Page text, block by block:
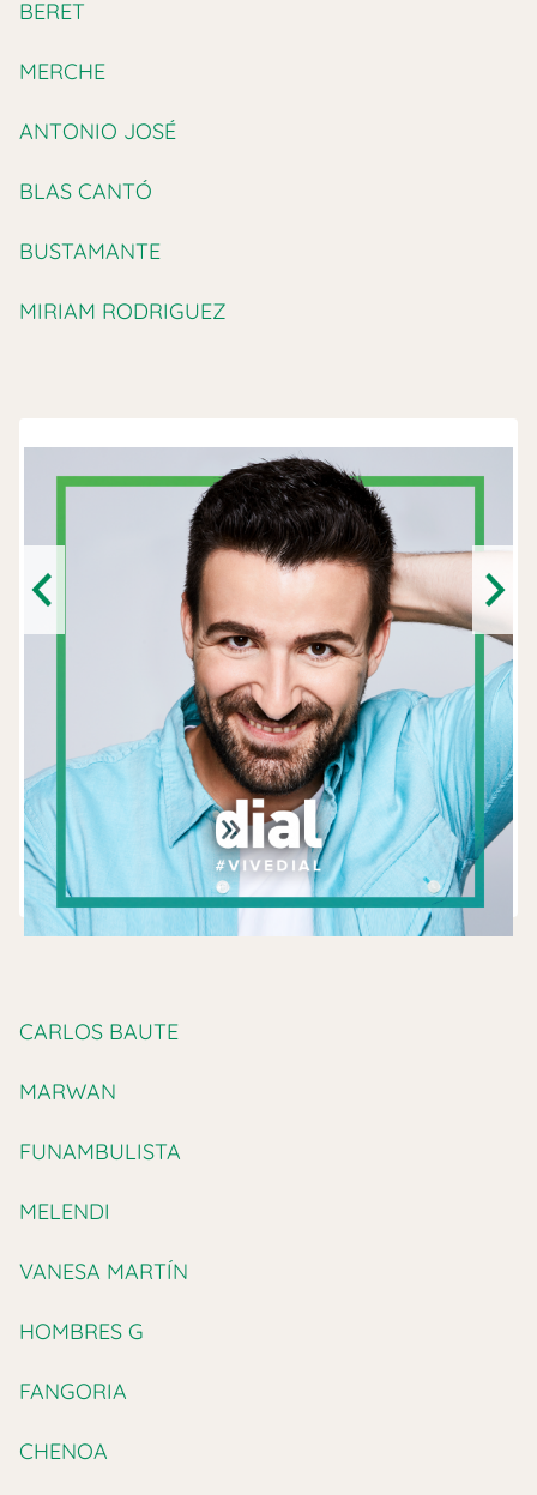
BERET
MERCHE
ANTONIO JOSÉ
BLAS CANTÓ
BUSTAMANTE
MIRIAM RODRIGUEZ
Next
CARLOS BAUTE
MARWAN
FUNAMBULISTA
MELENDI
VANESA MARTÍN
HOMBRES G
FANGORIA
CHENOA